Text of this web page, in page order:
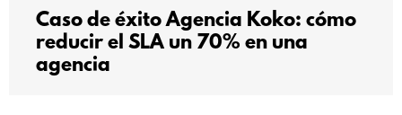
Caso de éxito Agencia Koko: cómo
reducir el SLA un 70% en una
agencia